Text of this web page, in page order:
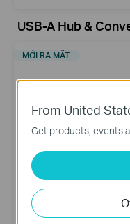
USB-A Hub &
MỚI RA MẮT
UH700
Bộ chia USB 3.0 7 cổng
From United
Get products, events